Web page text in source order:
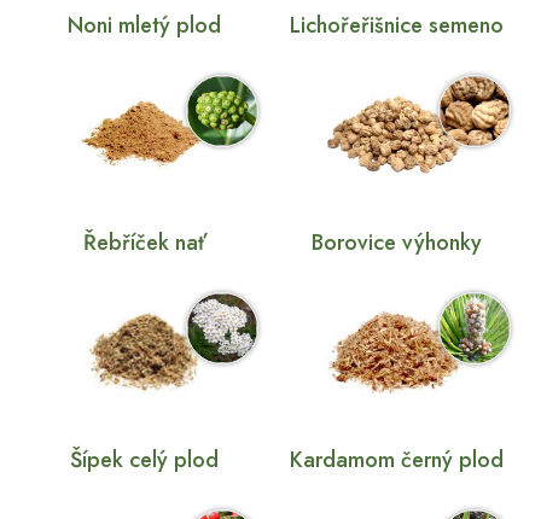
Noni mletý plod Lichořeřišnice semeno
Řebříček nať Borovice výhonky
Šípek celý plod Kardamom černý plod